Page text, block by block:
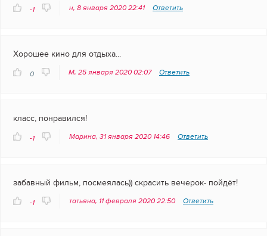
-1 н, 8 января 2020 22:41 Ответить
Хорошее кино для отдыха...
0 М, 25 января 2020 02:07 Ответить
класс, понравился!
-1 Марина, 31 января 2020 14:46 Ответить
забавный фильм, посмеялась)) скрасить вечерок- пойдёт!
-1 татьяна, 11 февраля 2020 22:50 Ответить